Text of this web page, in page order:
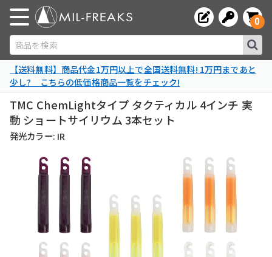
商品を検索
0
【送料無料】商品代金1万円以上で全国送料無料! 1万円まであと
少し? こちらの低価格商品一覧をチェック!
TMC ChemLightタイプ タクティカル 4インチ 実
動 ショートサイリウム 3本セット
発光カラー: IR